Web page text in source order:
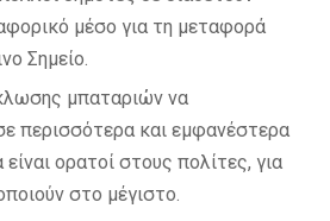
μέσο για τη μεταφορά
Σημείο.
μπαταριών να
περισσότερα και εμφανέστερα
ορατοί στους πολίτες, για
στο μέγιστο.